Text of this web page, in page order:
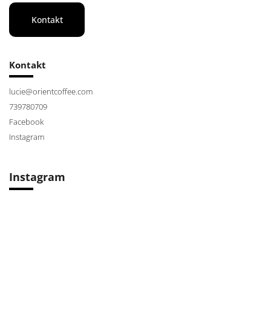
Kontakt
Kontakt
lucie@orientcoffee.com
739780709
Facebook
Instagram
Instagram